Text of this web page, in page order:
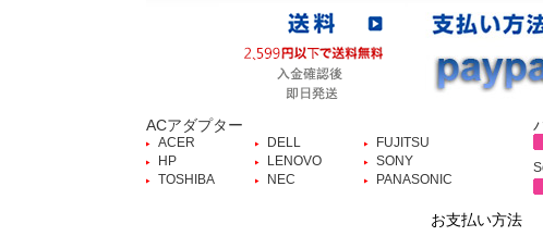
ACアダプター
ACER DELL
FUJITSU
HP
LENOVO
SONY
TOSHIBA
NEC PANASONIC
お支払い方法